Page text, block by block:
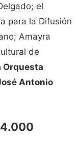
el
para la Difusión
Amayra
de
Orquesta
Antonio